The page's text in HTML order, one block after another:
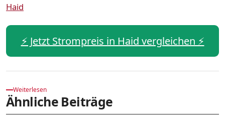
Haid
⚡️ Jetzt Strompreis in Haid vergleichen ⚡️
Weiterlesen
Ähnliche Beiträge